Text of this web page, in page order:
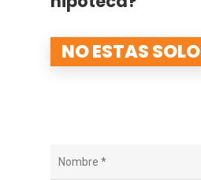
NO ESTAS SOLO